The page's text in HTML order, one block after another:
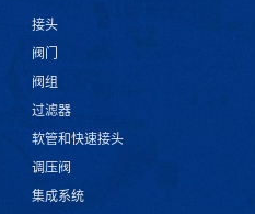
接头
阀门
阀组
过滤器
软管和快速接头
调压阀
集成系统